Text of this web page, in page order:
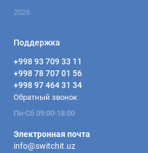
2026
Поддержка
+998 93 709 33 11
+998 78 707 01 56
+998 97 464 31 34
Обратный звонок
Пн-Сб 09:00-18:00
Электронная почта
info@switchit.uz